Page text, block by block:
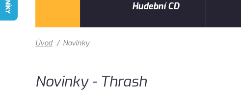
Hudební CD
Úvod / Novinky
Novinky - Thrash